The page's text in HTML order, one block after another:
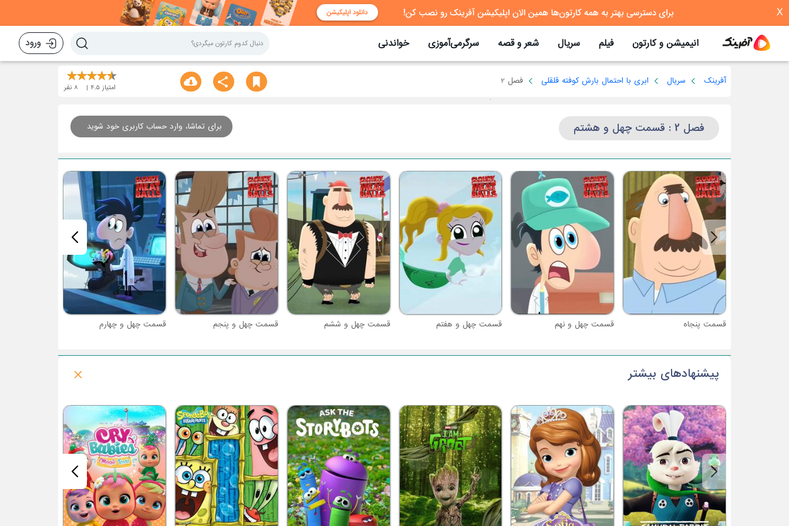
X
انیمیشن و کارتون فیلم سریال شعر و قصه سرگرمی‌آموزی خواندنی ورود
آفرینک سریال ابری با احتمال بارش کوفته قلقلی فصل 2
امتیاز 4.5
8 نفر
فصل 2 : قسمت چهل و هشتم برای تماشا، وارد حساب کاربری خود شوید
قسمت پنجاه قسمت چهل و نهم قسمت چهل و هفتم قسمت چهل و ششم قسمت چهل و پنجم قسمت چهل و چهارم
پیشنهادهای بیشتر